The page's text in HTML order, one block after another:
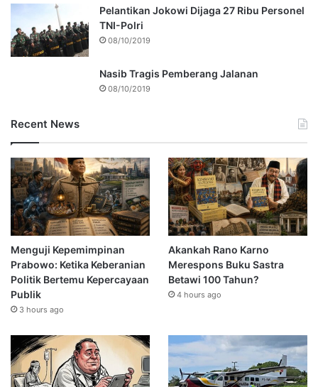
Pelantikan Jokowi Dijaga 27 Ribu Personel
TNI-Polri
08/10/2019
Nasib Tragis Pemberang Jalanan
08/10/2019
Recent News
Menguji Kepemimpinan
Prabowo: Ketika Keberanian
Politik Bertemu Kepercayaan
Publik
3 hours ago
Akankah Rano Karno
Merespons Buku Sastra
Betawi 100 Tahun?
4 hours ago